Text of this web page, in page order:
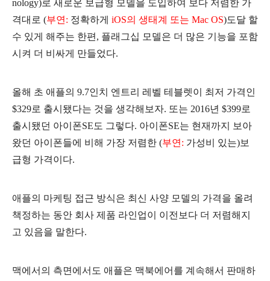
nology)로 새로운 보급형 모델을 도입하여 보다 저렴한 가
격대로 (부연: 정확하게 iOS의 생태계 또는 Mac OS)도달 할
수 있게 해주는 한편, 플래그십 모델은 더 많은 기능을 포함
시켜 더 비싸게 만들었다.
올해 초 애플의 9.7인치 엔트리 레벨 테블렛이 최저 가격인
$329로 출시됐다는 것을 생각해보자. 또는 2016년 $399로
출시됐던 아이폰SE도 그렇다. 아이폰SE는 현재까지 보아
왔던 아이폰들에 비해 가장 저렴한 (부연: 가성비 있는)보
급형 가격이다.
애플의 마케팅 접근 방식은 최신 사양 모델의 가격을 올려
책정하는 동안 회사 제품 라인업이 이전보다 더 저렴해지
고 있음을 말한다.
맥에서의 측면에서도 애플은 맥북에어를 계속해서 판매하